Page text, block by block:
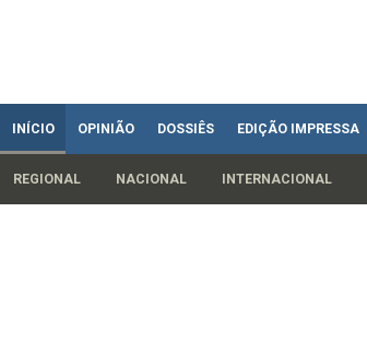
INÍCIO OPINIÃO DOSSIÊS EDIÇÃO IMPRESSA
REGIONAL NACIONAL INTERNACIONAL